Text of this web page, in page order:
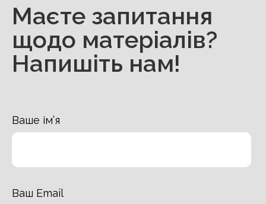
Маєте запитання
щодо матеріалів?
Напишіть нам!
Ваше ім’я
Ваш Email